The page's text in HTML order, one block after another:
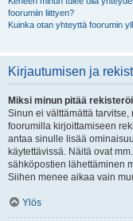
foorumiin liittyen?
Kuinka otan yhteyttä foorumin
Kirjautumisen ja
Miksi minun pitää
Sinun ei välttämättä
foorumilla kirjoittamiseen
antaa sinulle lisää
käytettävissä. Näitä ovat
sähköpostien lähettäminen
Siihen menee aikaa vain
Ylös